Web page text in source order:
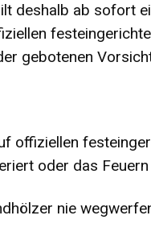
deshalb ab sofort
gebotenen
offiziellen
oder das
nie